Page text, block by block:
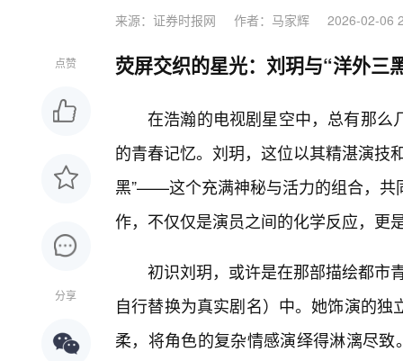
来源：证券时报网 作者：马家辉 2026-02-06
点赞
分享
荧屏交织的星光：刘玥与“洋外三
在浩瀚的电视剧星空中，总有那么
的青春记忆。刘玥，这位以其精湛演技
黑”——这个充满神秘与活力的组合，共
作，不仅仅是演员之间的化学反应，更
初识刘玥，或许是在那部描绘都市
自行替换为真实剧名）中。她饰演的
柔，将角色的复杂情感演绎得淋漓尽